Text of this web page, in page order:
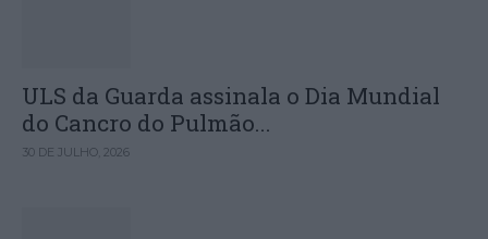
ULS da Guarda assinala o Dia Mundial
do Cancro do Pulmão...
30 DE JULHO, 2026